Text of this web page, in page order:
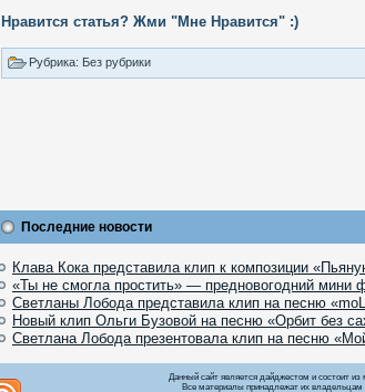
Нравится статья? Жми "Мне Нравится" :)
Рубрика: Без рубрики
Последние новости
Клава Кока представила клип к композиции
«Ты не смогла простить» — предновогодний мини
Светланы Лобода представила клип на песню
Новый клип Ольги Бузовой на песню «Орбит без
Светлана Лобода презентовала клип на песню
Данный сайт является дайджестом и состоит
Все материалы принадлежат их